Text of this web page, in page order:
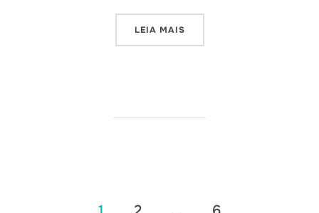
LEIA MAIS“WOOCOMMERCE –